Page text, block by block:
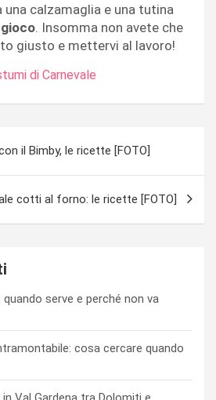
una calzamaglia e una tutina
. Insomma non avete che
giusto e mettervi al lavoro!
di Carnevale
il Bimby, le ricette [FOTO]
cotti al forno: le ricette [FOTO]
serve e perché non va
cosa cercare quando